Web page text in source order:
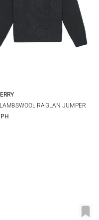
L XL XXL
RAGLAN JUMPER